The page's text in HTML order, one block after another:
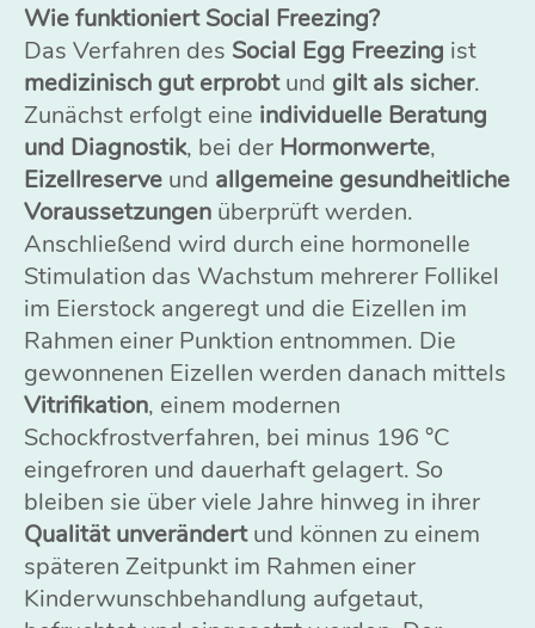
Wie funktioniert Social Freezing?
Das Verfahren des Social Egg Freezing ist
medizinisch gut erprobtund gilt als sicher.
Zunächst erfolgt eine individuelle Beratung
und Diagnostik, bei der Hormonwerte,
Eizellreserve und allgemeine gesundheitliche
Voraussetzungen überprüft werden.
Anschließend wird durch eine hormonelle
Stimulation das Wachstum mehrerer Follikel
im Eierstock angeregt und die Eizellen im
Rahmen einer Punktion entnommen. Die
gewonnenen Eizellen werden danach mittels
Vitrifikation, einem modernen
Schockfrostverfahren, bei minus 196 °C
eingefroren und dauerhaft gelagert. So
bleiben sie über viele Jahre hinweg in ihrer
Qualität unverändertund können zu einem
späteren Zeitpunkt im Rahmen einer
Kinderwunschbehandlung aufgetaut,